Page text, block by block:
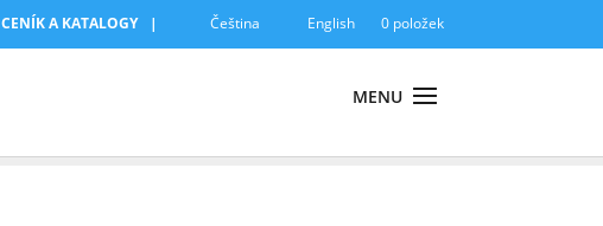
CENÍK A KATALOGY Čeština English 0 položek